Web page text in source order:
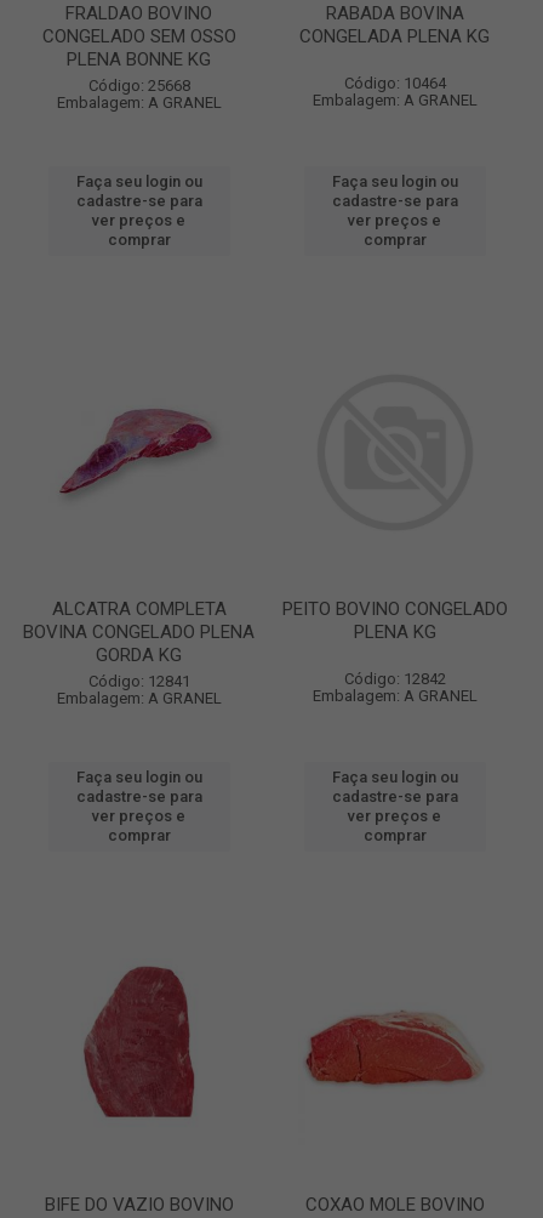
FRALDAO BOVINO
CONGELADO SEM OSSO
PLENA BONNE KG
Código: 25668
Embalagem: A GRANEL
Faça seu login ou
cadastre-se para
ver preços e
comprar
RABADA BOVINA
CONGELADA PLENA KG
Código: 10464
Embalagem: A GRANEL
Faça seu login ou
cadastre-se para
ver preços e
comprar
ALCATRA COMPLETA
BOVINA CONGELADO PLENA
GORDA KG
Código: 12841
Embalagem: A GRANEL
Faça seu login ou
cadastre-se para
ver preços e
comprar
PEITO BOVINO CONGELADO
PLENA KG
Código: 12842
Embalagem: A GRANEL
Faça seu login ou
cadastre-se para
ver preços e
comprar
BIFE DO VAZIO BOVINO
COXAO MOLE BOVINO